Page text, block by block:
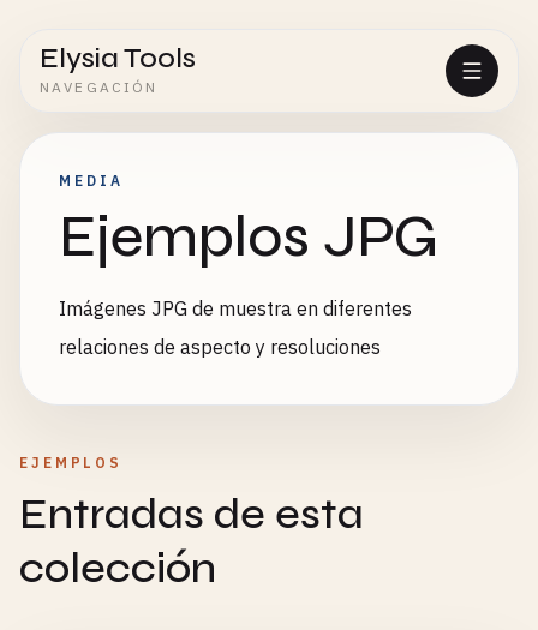
Elysia Tools
NAVEGACIÓN
MEDIA
Ejemplos JPG
Imágenes JPG de muestra en diferentes
relaciones de aspecto y resoluciones
EJEMPLOS
Entradas de esta
colección